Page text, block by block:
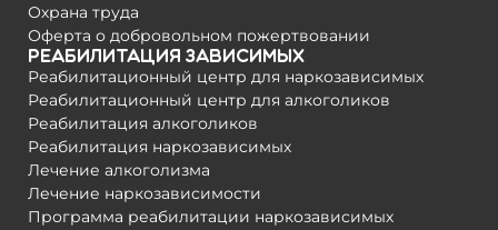
Охрана труда
Оферта о добровольном пожертвовании
Реабилитация зависимых
Реабилитационный центр для наркозависимых
Реабилитационный центр для алкоголиков
Реабилитация алкоголиков
Реабилитация наркозависимых
Лечение алкоголизма
Лечение наркозависимости
Программа реабилитации наркозависимых